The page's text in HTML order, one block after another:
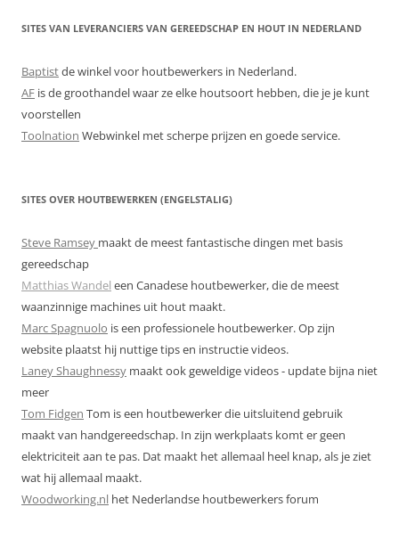
SITES VAN LEVERANCIERS VAN GEREEDSCHAP EN HOUT IN NEDERLAND
Baptistde winkel voor houtbewerkers in Nederland.
AF is de groothandel waar ze elke houtsoort hebben, die je je kunt
voorstellen
Toolnation Webwinkel met scherpe prijzen en goede service.
SITES OVER HOUTBEWERKEN (ENGELSTALIG)
Steve Ramsey maakt de meest fantastische dingen met basis
gereedschap
Matthias Wandel een Canadese houtbewerker, die de meest
waanzinnige machines uit hout maakt.
Marc Spagnuolo is een professionele houtbewerker. Op zijn
website plaatst hij nuttige tips en instructie videos.
Laney Shaughnessy maakt ook geweldige videos - update bijna niet
meer
Tom Fidgen Tom is een houtbewerker die uitsluitend gebruik
maakt van handgereedschap. In zijn werkplaats komt er geen
elektriciteit aan te pas. Dat maakt het allemaal heel knap, als je ziet
wat hij allemaal maakt.
Woodworking.nl het Nederlandse houtbewerkers forum